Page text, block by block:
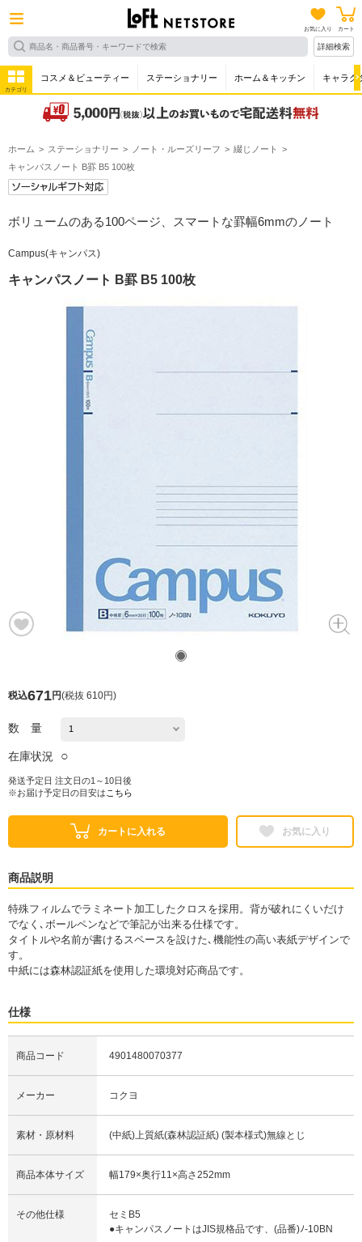
お気に入り カート
詳細検索
カテゴリ
コスメ＆ビューティー ステーショナリー ホーム＆キッチン キャラク
ホーム ステーショナリー ノート・ルーズリーフ
綴じノート
キャンパスノート B罫 B5 100枚
ボリュームのある100ページ、スマートな罫幅6mmのノート
Campus(キャンパス)
キャンパスノート B罫 B5 100枚
税込671円(税抜 610円)
数 量
在庫状況 ○
発送予定日 注文日の1～10日後
※お届け予定日の目安は こちら
カートに入れる お気に入り
商品説明
特殊フィルムでラミネート加工したクロスを採用。背が破れにくいだけ
でなく､ボールペンなどで筆記が出来る仕様です。
タイトルや名前が書けるスペースを設けた､機能性の高い表紙デザインで
す。
中紙には森林認証紙を使用した環境対応商品です。
仕様
商品コード 4901480070377
メーカー コクヨ
素材・原材料 (中紙)上質紙(森林認証紙) (製本様式)無線とじ
商品本体サイズ 幅179×奥行11×高さ252mm
その他仕様
セミB5
●キャンパスノートはJIS規格品です、(品番)ﾉ-10BN